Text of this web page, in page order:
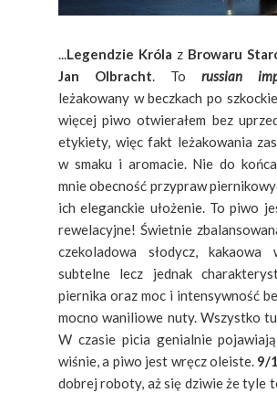
...Legendzie Króla z Browaru
Jan Olbracht. To russian
leżakowany w beczkach po
więcej piwo otwierałem bez
etykiety, więc fakt leżakowania
w smaku i aromacie. Nie do końca
mnie obecność przypraw
ich eleganckie ułożenie. To piwo
rewelacyjne! Świetnie
czekoladowa słodycz, kakaowa
subtelne lecz jednak
piernika oraz moc i intensywność
mocno waniliowe nuty. Wszystko
W czasie picia genialnie
wiśnie, a piwo jest wręcz oleiste. 9/
dobrej roboty, aż się dziwie że tyle